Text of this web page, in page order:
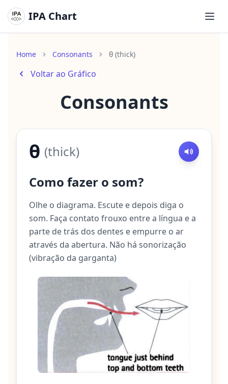
IPA Chart
Home Consonants θ (thick)
Voltar ao Gráfico
Consonants
θ (thick)
Como fazer o som?
Olhe o diagrama. Escute e depois diga o
som. Faça contato frouxo entre a língua e a
parte de trás dos dentes e empurre o ar
através da abertura. Não há sonorização
(vibração da garganta)